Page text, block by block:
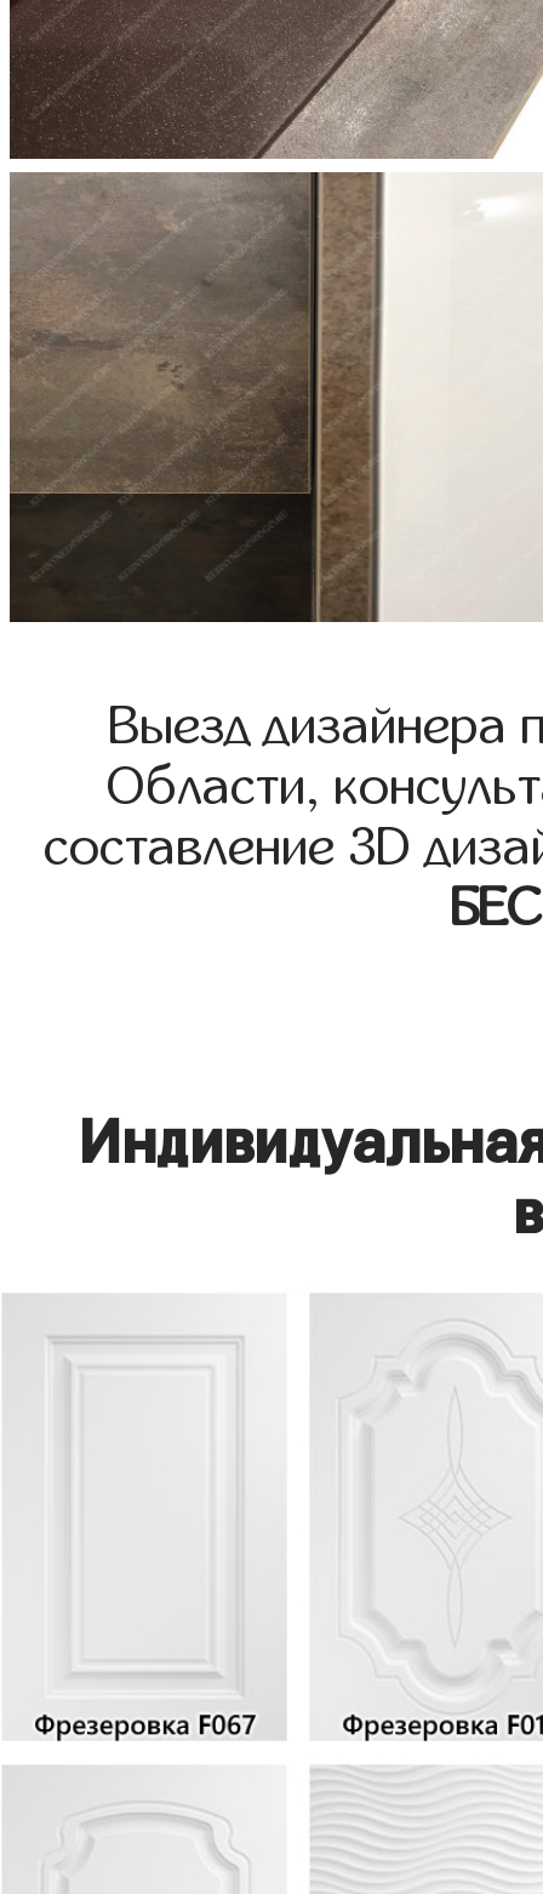
Выезд дизайнера
Области,
составление 3D